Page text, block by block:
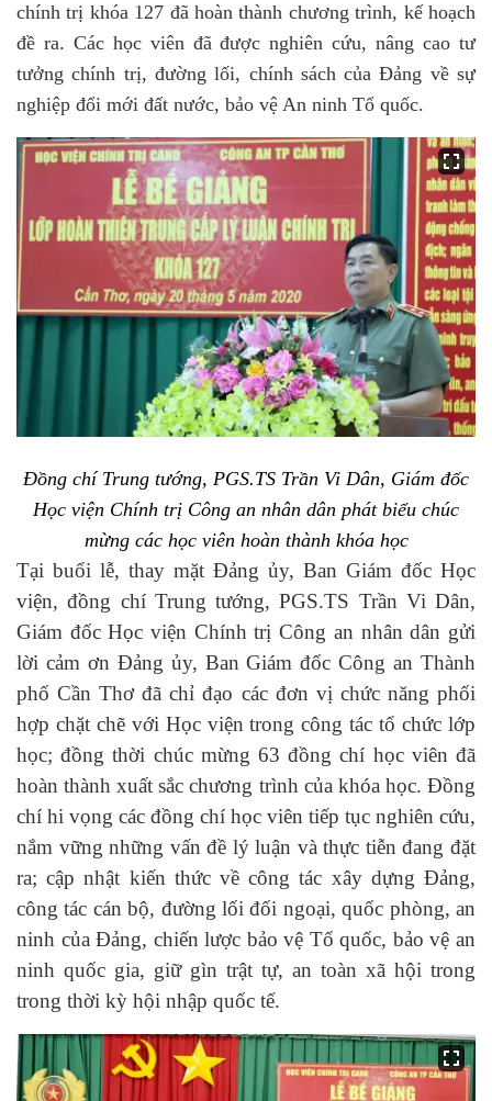
chính trị khóa 127 đã hoàn thành chương trình, kế hoạch
đề ra. Các học viên đã được nghiên cứu, nâng cao tư
tưởng chính trị, đường lối, chính sách của Đảng về sự
nghiệp đổi mới đất nước, bảo vệ An ninh Tổ quốc.
Đồng chí Trung tướng, PGS.TS Trần Vi Dân, Giám đốc
Học viện Chính trị Công an nhân dân phát biểu chúc
mừng các học viên hoàn thành khóa học
Tại buổi lễ, thay mặt Đảng ủy, Ban Giám đốc Học
viện, đồng chí Trung tướng, PGS.TS Trần Vi Dân,
Giám đốc Học viện Chính trị Công an nhân dân gửi
lời cảm ơn Đảng ủy, Ban Giám đốc Công an Thành
phố Cần Thơ đã chỉ đạo các đơn vị chức năng phối
hợp chặt chẽ với Học viện trong công tác tổ chức lớp
học; đồng thời chúc mừng 63 đồng chí học viên đã
hoàn thành xuất sắc chương trình của khóa học. Đồng
chí hi vọng các đồng chí học viên tiếp tục nghiên cứu,
nắm vững những vấn đề lý luận và thực tiễn đang đặt
ra; cập nhật kiến thức về công tác xây dựng Đảng,
công tác cán bộ, đường lối đối ngoại, quốc phòng, an
ninh của Đảng, chiến lược bảo vệ Tổ quốc, bảo vệ an
ninh quốc gia, giữ gìn trật tự, an toàn xã hội trong
trong thời kỳ hội nhập quốc tế.